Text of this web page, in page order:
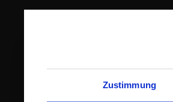
Zustimmung